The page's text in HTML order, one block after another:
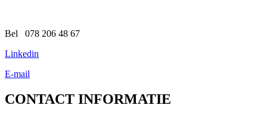
Bel 078 206 48 67
Linkedin
E-mail
CONTACT INFORMATIE